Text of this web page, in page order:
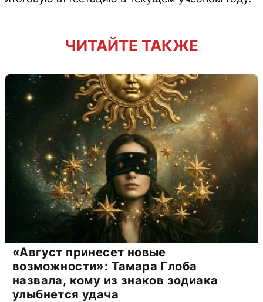
ЧИТАЙТЕ ТАКЖЕ
«Август принесет новые
возможности»: Тамара Глоба
назвала, кому из знаков зодиака
улыбнется удача